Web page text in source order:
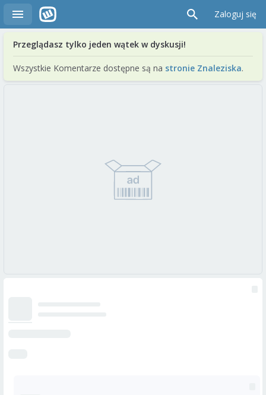
Zaloguj się
Przeglądasz tylko jeden wątek w dyskusji!
Wszystkie Komentarze dostępne są na stronie Znaleziska.